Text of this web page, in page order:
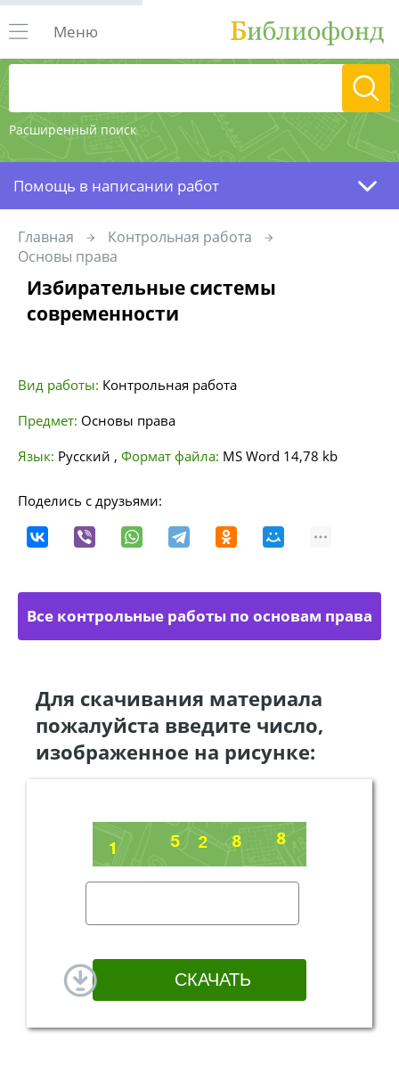
Расширенный поиск
Меню
Помощь в написании работ
Главная
Контрольная работа
Основы права
Избирательные системы
современности
Вид работы: Контрольная работа
Предмет: Основы права
Язык: Русский , Формат файла: MS Word 14,78 kb
Поделись с друзьями:
Все контрольные работы по основам права
Для скачивания материала
пожалуйста введите число,
изображенное на рисунке: